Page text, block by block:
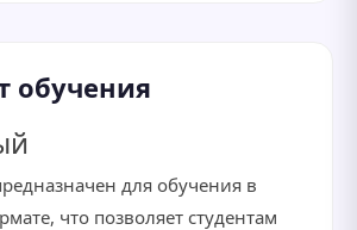
обучения
для обучения в
что позволяет студентам